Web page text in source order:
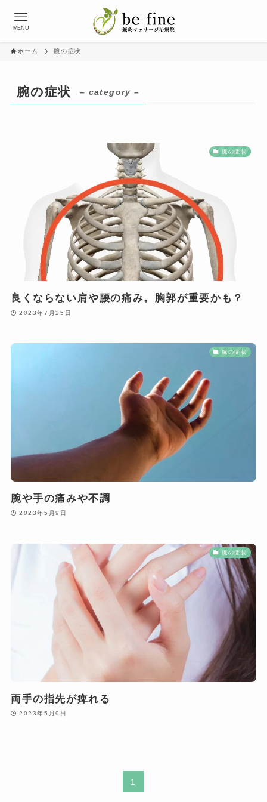
MENU
ホーム 腕の症状
腕の症状 – category –
腕の症状
良くならない肩や腰の痛み。胸郭が重要かも？
2023年7月25日
腕の症状
腕や手の痛みや不調
2023年5月9日
腕の症状
両手の指先が痺れる
2023年5月9日
1